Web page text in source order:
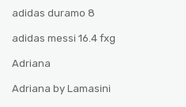
adidas duramo 8
adidas messi 16.4 fxg
Adriana
Adriana by Lamasini